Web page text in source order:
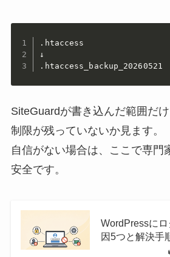
.htaccess
↓
.htaccess_backup_20260521
SiteGuardが書き込んだ範囲だ
制限が残っていないか見ます。
自信がない場合は、ここで専門
安全です。
WordPressに
因5つと解決手